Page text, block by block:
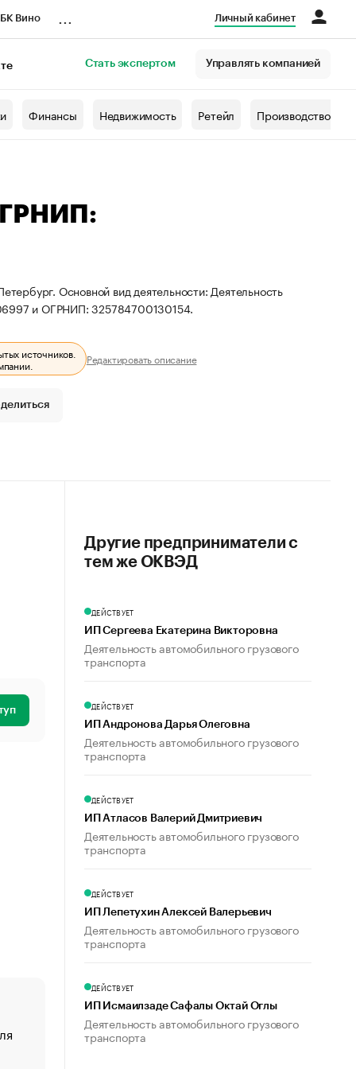
Вино Личный кабинет
Стать экспертом Управлять компанией
Финансы Недвижимость Ретейл Производство
Основной вид деятельности: Деятельность
и ОГРНИП: 325784700130154.
источников.
Редактировать описание
«От спорта тело стареет иначе». Как живет глава
создавшей GTA
Другие предприниматели с
тем же ОКВЭД
ДЕЙСТВУЕТ
ИП Сергеева Екатерина Викторовна
Деятельность автомобильного грузового
транспорта
ДЕЙСТВУЕТ
ИП Андронова Дарья Олеговна
Деятельность автомобильного грузового
транспорта
ДЕЙСТВУЕТ
ИП Атласов Валерий Дмитриевич
Деятельность автомобильного грузового
транспорта
ДЕЙСТВУЕТ
ИП Лепетухин Алексей Валерьевич
Деятельность автомобильного грузового
транспорта
ДЕЙСТВУЕТ
ИП Исмаилзаде Сафалы Октай Оглы
Деятельность автомобильного грузового
транспорта